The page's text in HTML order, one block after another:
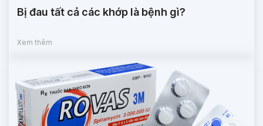
Bị đau tất cả các khớp là bệnh gì?
Xem thêm